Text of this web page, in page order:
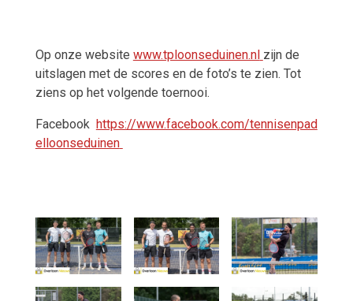
Op onze website www.tploonseduinen.nl zijn de
uitslagen met de scores en de foto’s te zien. Tot
ziens op het volgende toernooi.
Facebook https://www.facebook.com/tennisenpad
elloonseduinen